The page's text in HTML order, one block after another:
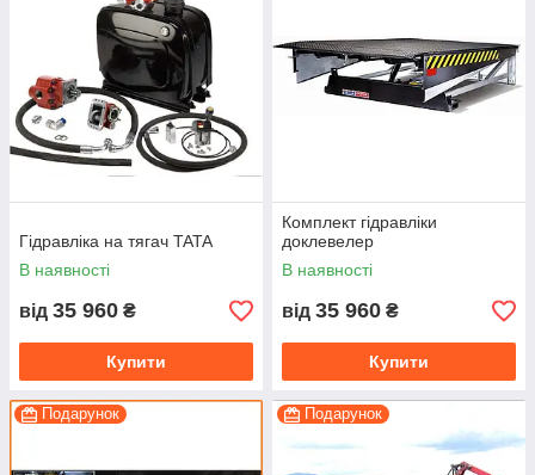
Гідравліка на тягач TATA
В наявності
від 35 960 ₴
Купити
Комплект гідравліки
доклевелер
В наявності
від 35 960 ₴
Купити
Подарунок Подарунок